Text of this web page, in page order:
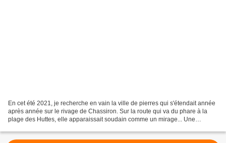
En cet été 2021, je recherche en vain la ville de pierres qui s'étendait année
après année sur le rivage de Chassiron. Sur la route qui va du phare à la
plage des Huttes, elle apparaissait soudain comme un mirage... Une